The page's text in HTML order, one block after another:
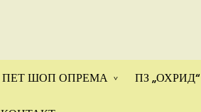
ПЕТ ШОП ОПРЕМА ПЗ „ОХРИД“